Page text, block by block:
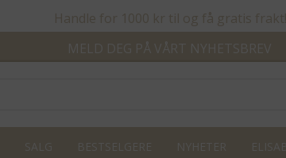
Handle for 1000 kr til og få gratis frakt!
MELD DEG PÅ VÅRT NYHETSBREV
SALG BESTSELGERE NYHETER